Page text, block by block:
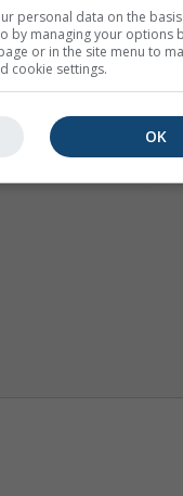
AIR
personal data on the
by managing your options
or in the site menu to
cookie settings.
OK